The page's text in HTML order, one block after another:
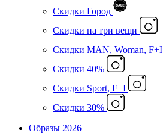
Скидки Город
Cкидки на три вещи
Скидки MAN, Woman, F+I
Скидки 40%
Скидки Sport, F+I
Скидки 30%
Образы 2026